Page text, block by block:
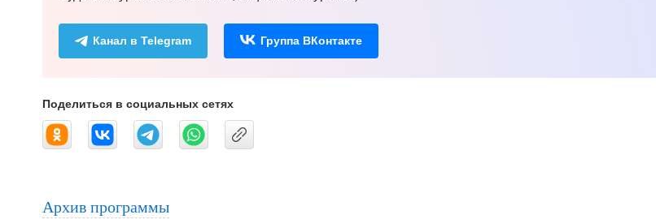
Канал в Telegram Группа ВКонтакте
Поделиться в социальных сетях
Архив программы